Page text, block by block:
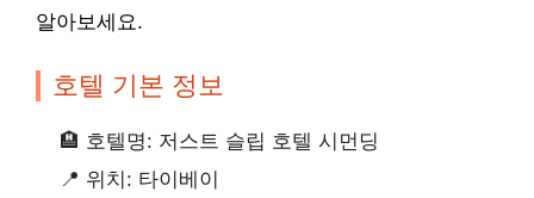
알아보세요.
호텔 기본 정보
🏨 호텔명: 저스트 슬립 호텔 시먼딩
📍 위치: 타이베이